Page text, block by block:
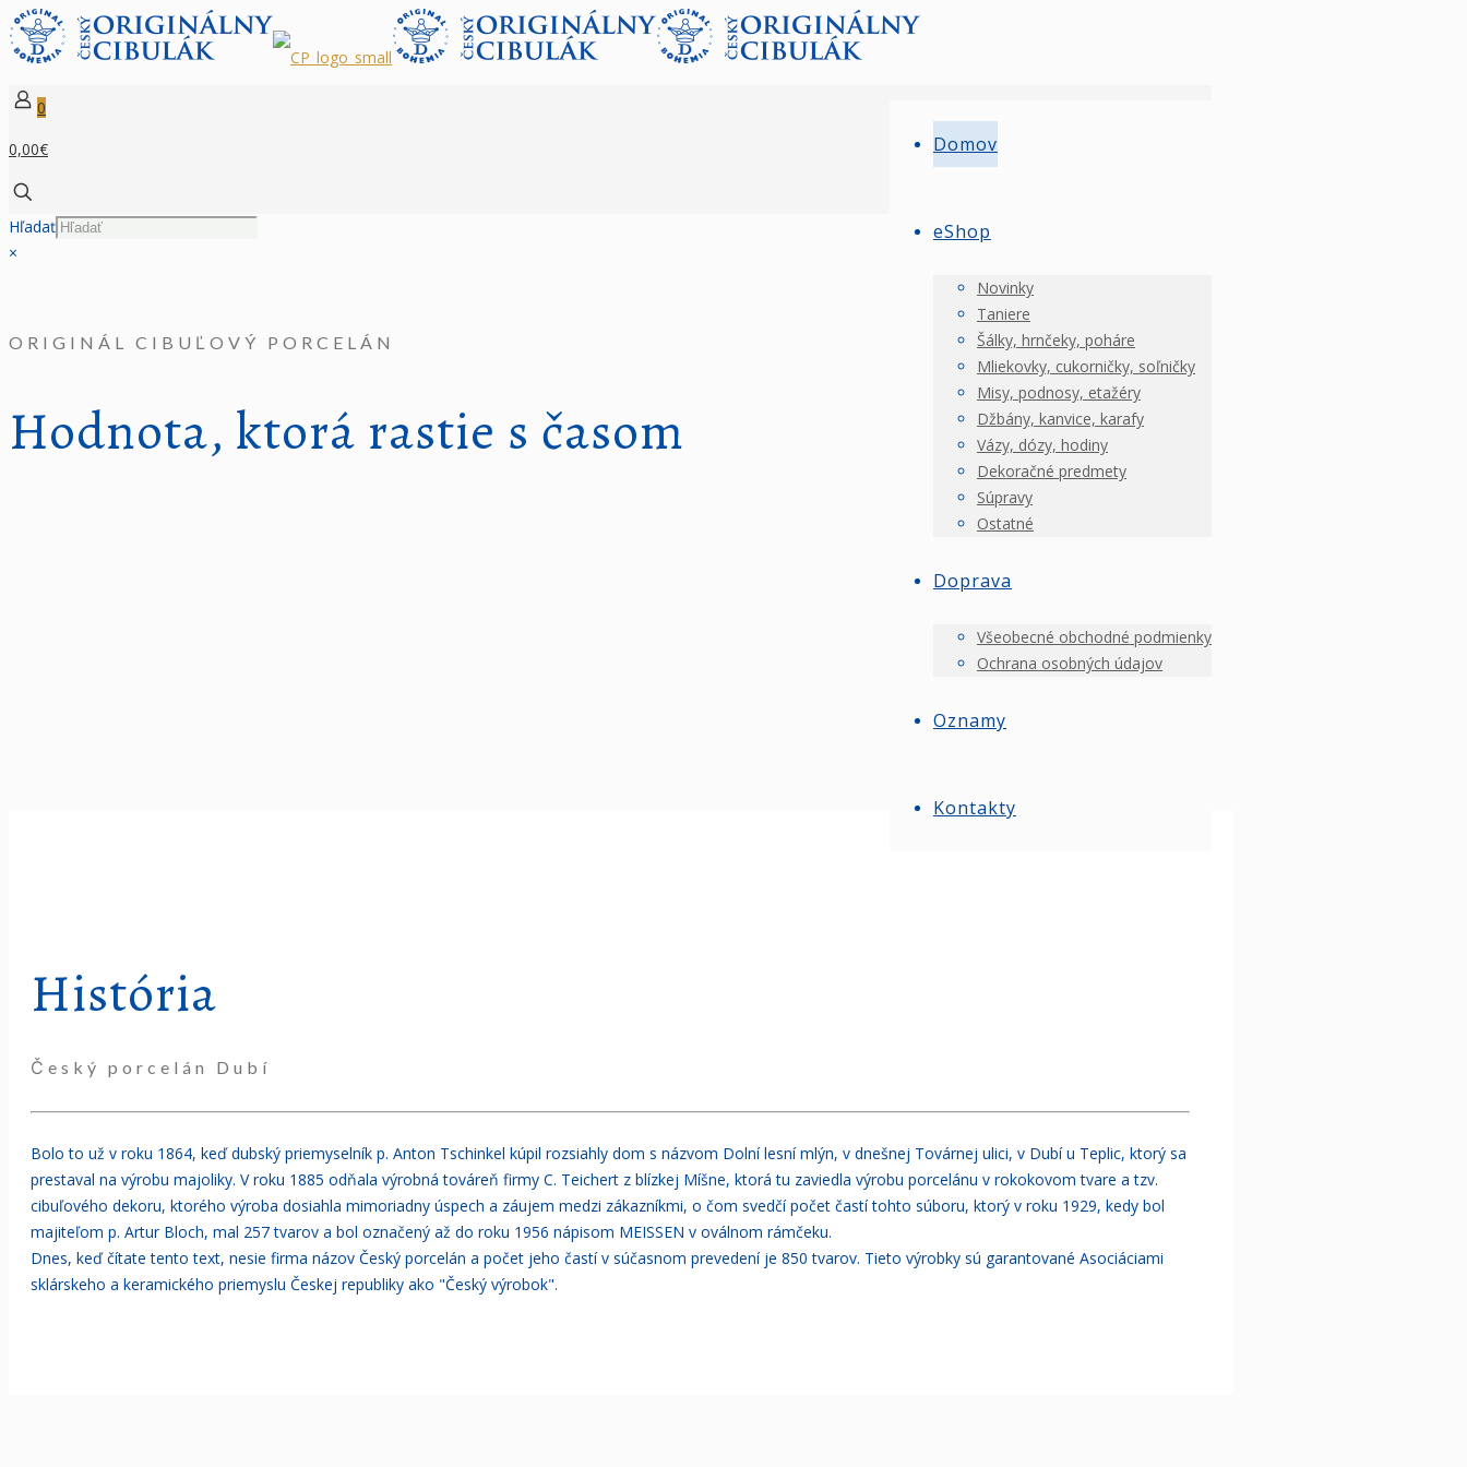
Domov
eShop
Novinky
Taniere
Šálky, hrnčeky, poháre
Mliekovky, cukorničky, soľničky
Misy, podnosy, etažéry
Džbány, kanvice, karafy
Vázy, dózy, hodiny
Dekoračné predmety
Súpravy
Ostatné
Doprava
Všeobecné obchodné podmienky
Ochrana osobných údajov
Oznamy
Kontakty
0
0,00€
Hľadať
×
ORIGINÁL CIBUĽOVÝ PORCELÁN
Hodnota, ktorá rastie s časom
História
Český porcelán Dubí
Bolo to už v roku 1864, keď dubský priemyselník p. Anton Tschinkel kúpil rozsiahly dom s názvom Dolní lesní mlýn, v dnešnej Továrnej ulici, v Dubí u Teplic, ktorý sa
prestaval na výrobu majoliky. V roku 1885 odňala výrobná továreň firmy C. Teichert z blízkej Míšne, ktorá tu zaviedla výrobu porcelánu v rokokovom tvare a tzv.
cibuľového dekoru, ktorého výroba dosiahla mimoriadny úspech a záujem medzi zákazníkmi, o čom svedčí počet častí tohto súboru, ktorý v roku 1929, kedy bol
majiteľom p. Artur Bloch, mal 257 tvarov a bol označený až do roku 1956 nápisom MEISSEN v oválnom rámčeku.
Dnes, keď čítate tento text, nesie firma názov Český porcelán a počet jeho častí v súčasnom prevedení je 850 tvarov. Tieto výrobky sú garantované Asociáciami
sklárskeho a keramického priemyslu Českej republiky ako "Český výrobok".